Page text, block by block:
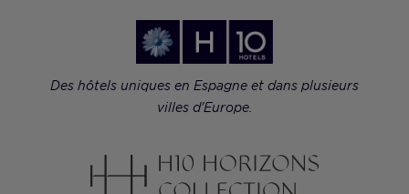
Des hôtels uniques en Espagne et dans plusieurs
villes d'Europe.